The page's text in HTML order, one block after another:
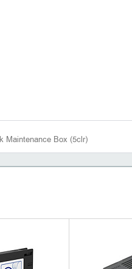
Maintenance Box (5clr)
КОРЗИНУ